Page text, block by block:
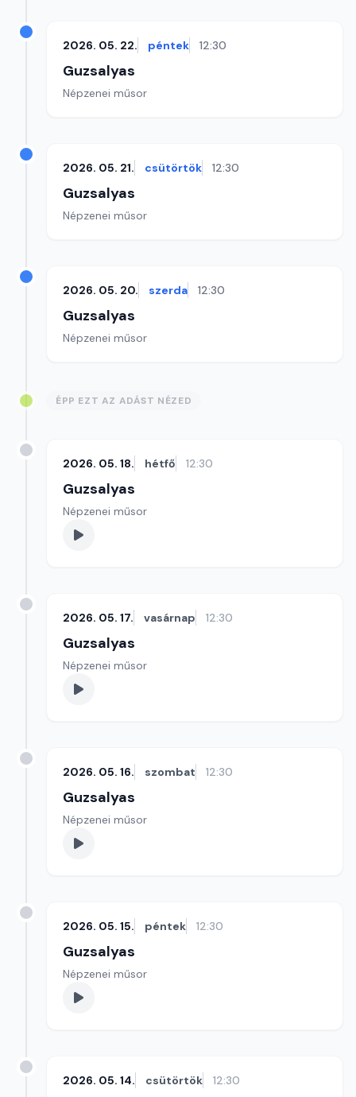
2026. 05. 22. péntek 12:30
Guzsalyas
Népzenei műsor
2026. 05. 21. csütörtök 12:30
Guzsalyas
Népzenei műsor
2026. 05. 20. szerda 12:30
Guzsalyas
Népzenei műsor
ÉPP EZT AZ ADÁST NÉZED
2026. 05. 18. hétfő 12:30
Guzsalyas
Népzenei műsor
2026. 05. 17. vasárnap 12:30
Guzsalyas
Népzenei műsor
2026. 05. 16. szombat 12:30
Guzsalyas
Népzenei műsor
2026. 05. 15. péntek 12:30
Guzsalyas
Népzenei műsor
2026. 05. 14. csütörtök 12:30